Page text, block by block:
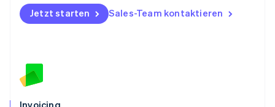
Jetzt starten Sales-Team kontaktieren
Portugal
PortuguêsEnglish
Schweden
Schweiz